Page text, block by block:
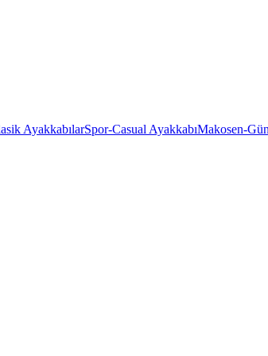
AyakkabılarSpor-Casual AyakkabıMakosen-